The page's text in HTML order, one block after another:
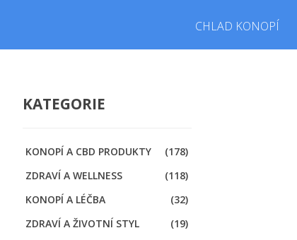
CHLAD KONOPÍ
KATEGORIE
KONOPÍ A CBD PRODUKTY
(178)
ZDRAVÍ A WELLNESS
(118)
KONOPÍ A LÉČBA
(32)
ZDRAVÍ A ŽIVOTNÍ STYL
(19)